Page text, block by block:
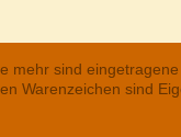
mehr sind
Warenzeichen sind